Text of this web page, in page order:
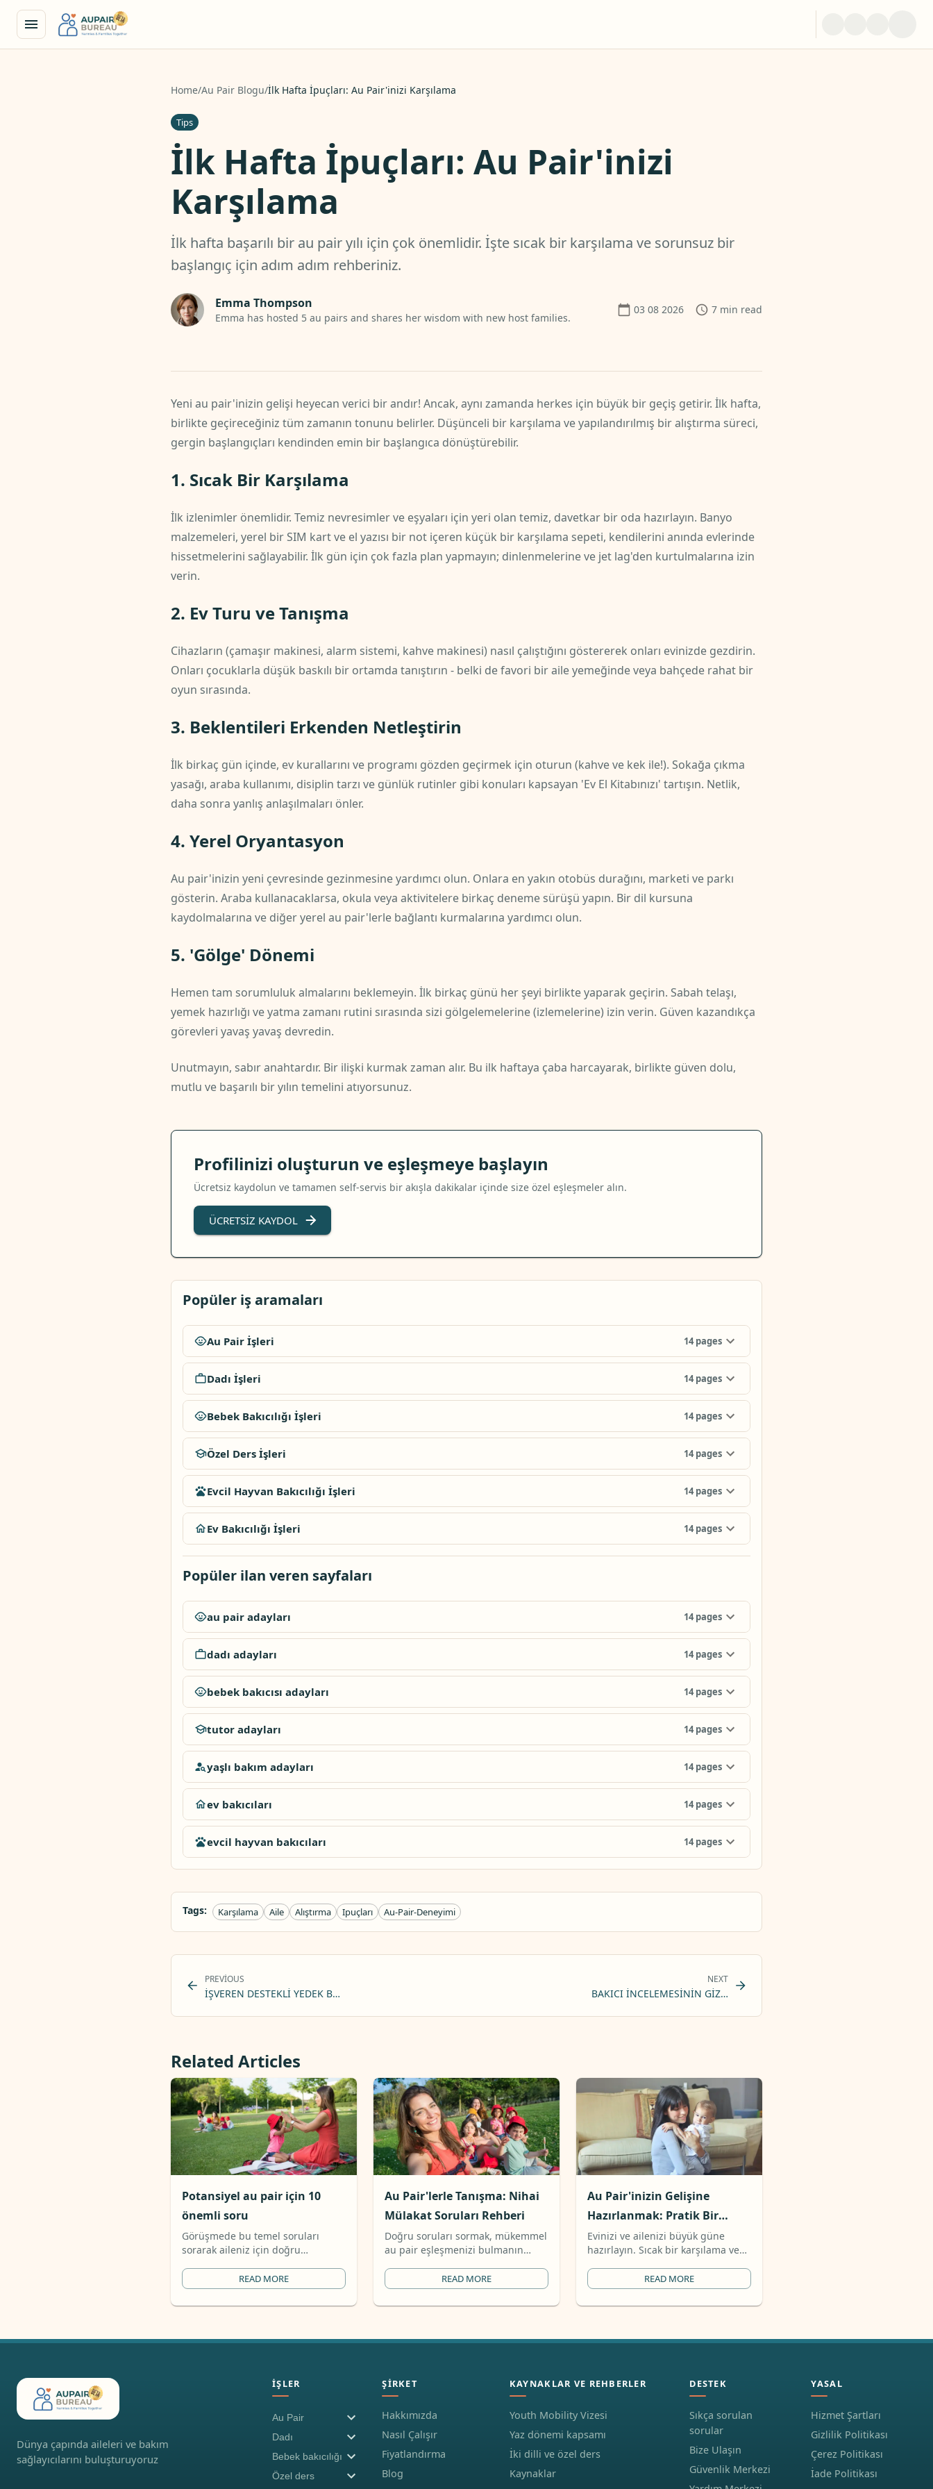
Home/Au Pair Blogu/İlk Hafta İpuçları: Au Pair'inizi Karşılama
Tips
İlk Hafta İpuçları: Au Pair'inizi
Karşılama
İlk hafta başarılı bir au pair yılı için çok önemlidir. İşte sıcak bir karşılama ve sorunsuz bir
başlangıç için adım adım rehberiniz.
Emma Thompson
Emma has hosted 5 au pairs and shares her wisdom with new host families.
03 08 2026 7 min read
Yeni au pair'inizin gelişi heyecan verici bir andır! Ancak, aynı zamanda herkes için büyük bir geçiş getirir. İlk hafta,
birlikte geçireceğiniz tüm zamanın tonunu belirler. Düşünceli bir karşılama ve yapılandırılmış bir alıştırma süreci,
gergin başlangıçları kendinden emin bir başlangıca dönüştürebilir.
1. Sıcak Bir Karşılama
İlk izlenimler önemlidir. Temiz nevresimler ve eşyaları için yeri olan temiz, davetkar bir oda hazırlayın. Banyo
malzemeleri, yerel bir SIM kart ve el yazısı bir not içeren küçük bir karşılama sepeti, kendilerini anında evlerinde
hissetmelerini sağlayabilir. İlk gün için çok fazla plan yapmayın; dinlenmelerine ve jet lag'den kurtulmalarına izin
verin.
2. Ev Turu ve Tanışma
Cihazların (çamaşır makinesi, alarm sistemi, kahve makinesi) nasıl çalıştığını göstererek onları evinizde gezdirin.
Onları çocuklarla düşük baskılı bir ortamda tanıştırın - belki de favori bir aile yemeğinde veya bahçede rahat bir
oyun sırasında.
3. Beklentileri Erkenden Netleştirin
İlk birkaç gün içinde, ev kurallarını ve programı gözden geçirmek için oturun (kahve ve kek ile!). Sokağa çıkma
yasağı, araba kullanımı, disiplin tarzı ve günlük rutinler gibi konuları kapsayan 'Ev El Kitabınızı' tartışın. Netlik,
daha sonra yanlış anlaşılmaları önler.
4. Yerel Oryantasyon
Au pair'inizin yeni çevresinde gezinmesine yardımcı olun. Onlara en yakın otobüs durağını, marketi ve parkı
gösterin. Araba kullanacaklarsa, okula veya aktivitelere birkaç deneme sürüşü yapın. Bir dil kursuna
kaydolmalarına ve diğer yerel au pair'lerle bağlantı kurmalarına yardımcı olun.
5. 'Gölge' Dönemi
Hemen tam sorumluluk almalarını beklemeyin. İlk birkaç günü her şeyi birlikte yaparak geçirin. Sabah telaşı,
yemek hazırlığı ve yatma zamanı rutini sırasında sizi gölgelemelerine (izlemelerine) izin verin. Güven kazandıkça
görevleri yavaş yavaş devredin.
Unutmayın, sabır anahtardır. Bir ilişki kurmak zaman alır. Bu ilk haftaya çaba harcayarak, birlikte güven dolu,
mutlu ve başarılı bir yılın temelini atıyorsunuz.
Profilinizi oluşturun ve eşleşmeye başlayın
Ücretsiz kaydolun ve tamamen self-servis bir akışla dakikalar içinde size özel eşleşmeler alın.
ÜCRETSIZ KAYDOL
Popüler iş aramaları
Au Pair İşleri 14pages
Dadı İşleri 14pages
Bebek Bakıcılığı İşleri 14pages
Özel Ders İşleri 14pages
Evcil Hayvan Bakıcılığı İşleri 14pages
Ev Bakıcılığı İşleri 14pages
Popüler ilan veren sayfaları
au pair adayları 14pages
dadı adayları 14pages
bebek bakıcısı adayları 14pages
tutor adayları 14pages
yaşlı bakım adayları 14pages
ev bakıcıları 14pages
evcil hayvan bakıcıları 14pages
Tags: Karşılama Aile Alıştırma Ipuçları Au-Pair-Deneyimi
PREVIOUS
İŞVEREN DESTEKLI YEDEK BAKIM: ANLAMI VE PLANLAMA
NEXT
BAKICI İNCELEMESININ GIZLI ANAHTARI: NEDEN MOTORLU TAŞIT
Related Articles
Potansiyel au pair için 10
önemli soru
Görüşmede bu temel soruları
sorarak aileniz için doğru
READ MORE
Au Pair'lerle Tanışma: Nihai
Mülakat Soruları Rehberi
Doğru soruları sormak, mükemmel
au pair eşleşmenizi bulmanın
ne sormanız gerektiğine dair
kapsamlı bir rehber.
READ MORE
Au Pair'inizin Gelişine
Hazırlanmak: Pratik Bir
Kontrol Listesi
Evinizi ve ailenizi büyük güne
hazırlayın. Sıcak bir karşılama ve
için bu kontrol listesini kullanın.
READ MORE
Dünya çapında aileleri ve bakım
sağlayıcılarını buluşturuyoruz
İŞLER
Au Pair
Dadı
Bebek bakıcılığı
Özel ders
ŞIRKET
Hakkımızda
Nasıl Çalışır
Fiyatlandırma
Blog
KAYNAKLAR VE REHBERLER
Youth Mobility Vizesi
Yaz dönemi kapsamı
İki dilli ve özel ders
Kaynaklar
DESTEK
Sıkça sorulan
sorular
Bize Ulaşın
Güvenlik Merkezi
YASAL
Hizmet Şartları
Gizlilik Politikası
Çerez Politikası
İade Politikası